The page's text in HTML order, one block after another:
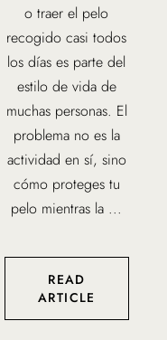
o traer el pelo
recogido casi todos
los días es parte del
estilo de vida de
muchas personas. El
problema no es la
actividad en sí, sino
cómo proteges tu
pelo mientras la ...
READ
ARTICLE